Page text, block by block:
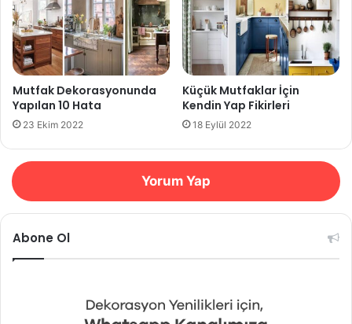
Mutfak Dekorasyonunda
Yapılan 10 Hata
23 Ekim 2022
Küçük Mutfaklar İçin
Kendin Yap Fikirleri
18 Eylül 2022
Yorum Yap
Abone Ol